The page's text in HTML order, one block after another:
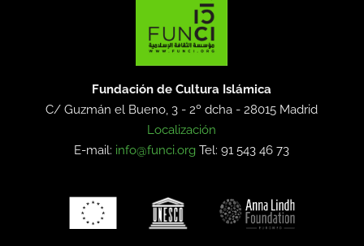
Fundación de Cultura Islámica
C/ Guzmán el Bueno, 3 - 2º dcha -28015 Madrid
Localización
E-mail: info@funci.org Tel: 91 543 46 73